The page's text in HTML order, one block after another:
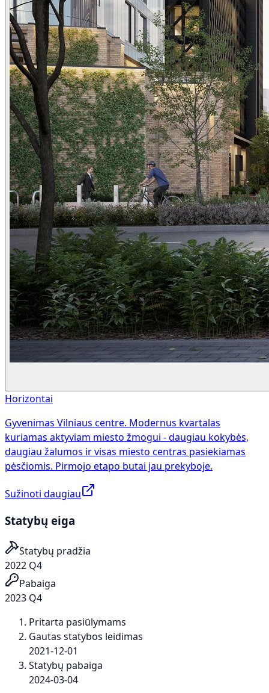
Horizontai
Gyvenimas Vilniaus centre. Modernus kvartalas
kuriamas aktyviam miesto žmogui - daugiau kokybės,
daugiau žalumos ir visas miesto centras pasiekiamas
pėsčiomis. Pirmojo etapo butai jau prekyboje.
Sužinoti daugiau
Statybų eiga
Statybų pradžia
2022 Q4
Pabaiga
2023 Q4
Pritarta pasiūlymams
Gautas statybos leidimas
2021-12-01
Statybų pabaiga
2024-03-04